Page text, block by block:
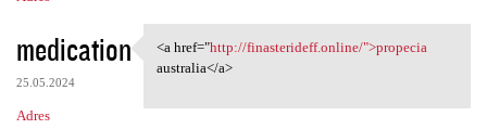
medication
25.05.2024
Adres
<a href="http://finasterideff
<a href="http://finasterideff.online/">propecia
australia</a>